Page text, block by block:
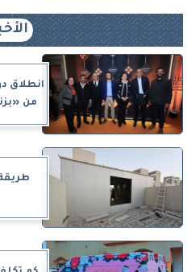
انطلاق
من